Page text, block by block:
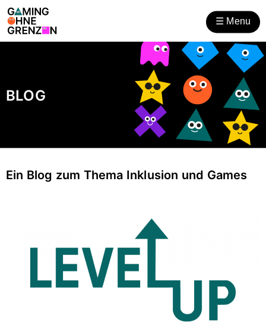
Zum
Inhalt
Zur
Hilfsnavigation
☰ Menu
öffnen
BLOG
Ein Blog zum Thema Inklusion und Games